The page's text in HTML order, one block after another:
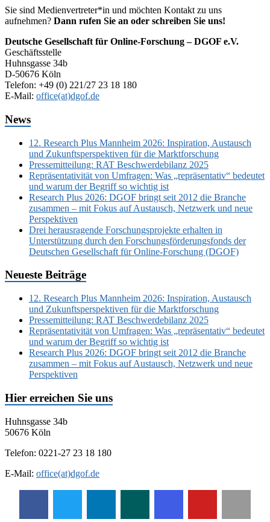
Sie sind Medienvertreter*in und möchten Kontakt zu uns
aufnehmen? Dann rufen Sie an oder schreiben Sie uns!
Deutsche Gesellschaft für Online-Forschung – DGOF e.V.
Geschäftsstelle
Huhnsgasse 34b
D-50676 Köln
Telefon: +49 (0) 221/27 23 18 180
E-Mail: office(at)dgof.de
News
12. Research Plus Mannheim 2026: Inspiration, Austausch
und Zukunftsperspektiven für die Marktforschung
Pressemitteilung: RAT Beschwerdebilanz 2025
Repräsentativität von Umfragen: Was „repräsentativ“ bedeutet
und warum der Begriff so wichtig ist
Research Plus 2026: DGOF bringt seit 2012 die Branche
zusammen – mit Fokus auf Austausch, Netzwerk und neue
Perspektiven
Drei herausragende Forschungsprojekte erhalten in
Unterstützung durch den Forschungsförderungsfonds der
Deutschen Gesellschaft für Online-Forschung (DGOF)
Neueste Beiträge
12. Research Plus Mannheim 2026: Inspiration, Austausch
und Zukunftsperspektiven für die Marktforschung
Pressemitteilung: RAT Beschwerdebilanz 2025
Repräsentativität von Umfragen: Was „repräsentativ“ bedeutet
und warum der Begriff so wichtig ist
Research Plus 2026: DGOF bringt seit 2012 die Branche
zusammen – mit Fokus auf Austausch, Netzwerk und neue
Perspektiven
Hier erreichen Sie uns
Huhnsgasse 34b
50676 Köln
Telefon: 0221-27 23 18 180
E-Mail: office(at)dgof.de